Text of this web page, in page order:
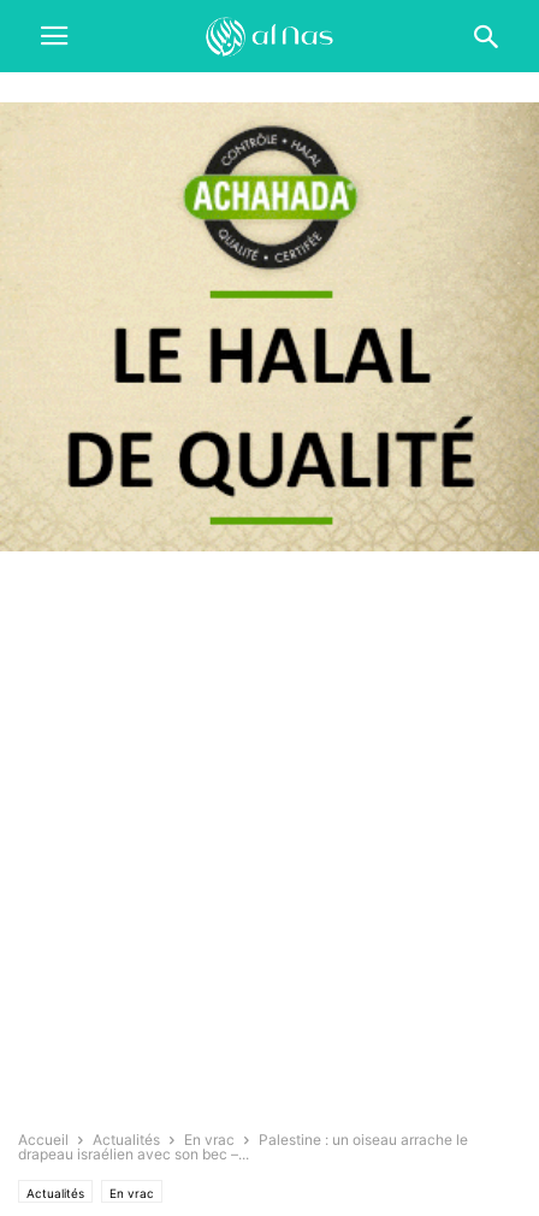
Accueil Actualités En vrac
Palestine : un oiseau arrache le
drapeau israélien avec son bec –...
Actualités En vrac